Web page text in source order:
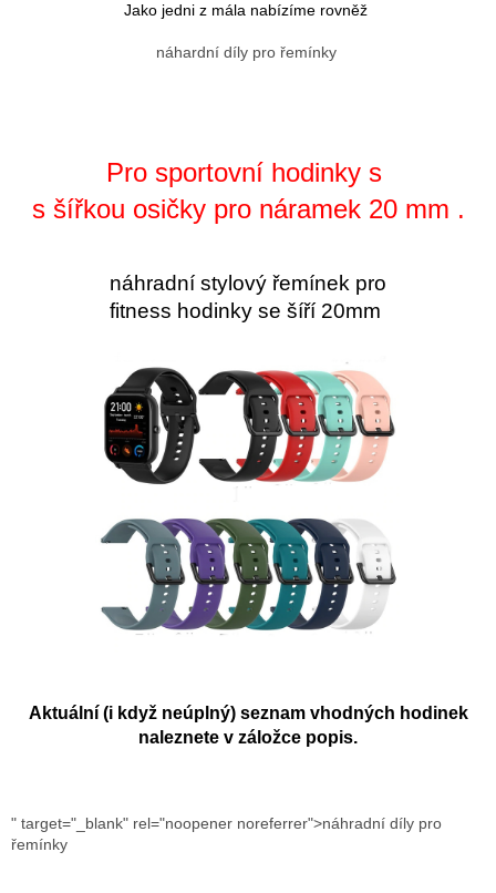
Jako jedni z mála nabízíme rovněž
náhardní díly pro řemínky
Pro sportovní hodinky s
s šířkou osičky pro náramek 20 mm .
náhradní stylový řemínek pro
fitness hodinky se šíří 20mm
Aktuální (i když neúplný) seznam vhodných hodinek
naleznete v záložce popis.
" target="_blank" rel="noopener noreferrer">náhradní díly pro
řemínky